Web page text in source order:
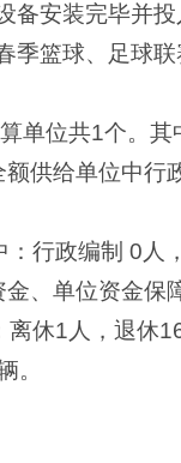
备安装完毕并
季篮球、足球
单位共1个。
供给单位中
行政编制 0人
、单位资金保
休1人，退休
。